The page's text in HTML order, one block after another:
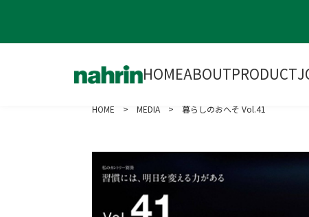
HOMEABOUTPRODUCT
HOME >MEDIA > 暮らしのおへそ Vol.41